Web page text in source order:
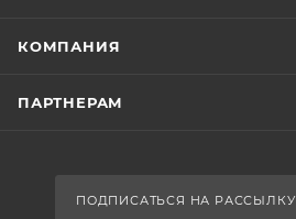
КОМПАНИЯ
ПАРТНЕРАМ
ПОДПИСАТЬСЯ НА РАССЫЛКУ